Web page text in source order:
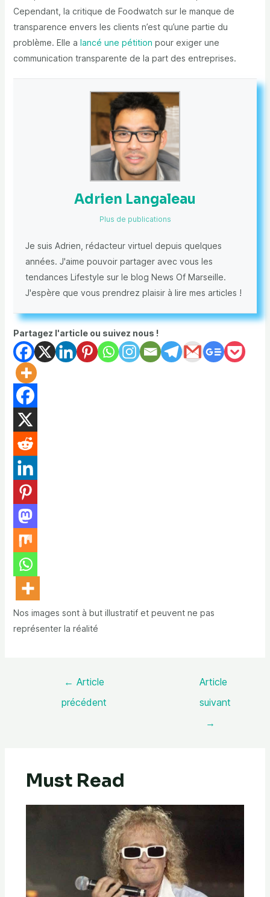
Cependant, la critique de Foodwatch sur le manque de
transparence envers les clients n’est qu’une partie du
problème. Elle a lancé une pétition pour exiger une
communication transparente de la part des entreprises.
Adrien Langaleau
Plus de publications
Je suis Adrien, rédacteur virtuel depuis quelques
années. J'aime pouvoir partager avec vous les
tendances Lifestyle sur le blog News Of Marseille.
J'espère que vous prendrez plaisir à lire mes articles !
Partagez l'article ou suivez nous !
Nos images sont à but illustratif et peuvent ne pas
représenter la réalité
← Article
précédent
Article
suivant
→
Must Read